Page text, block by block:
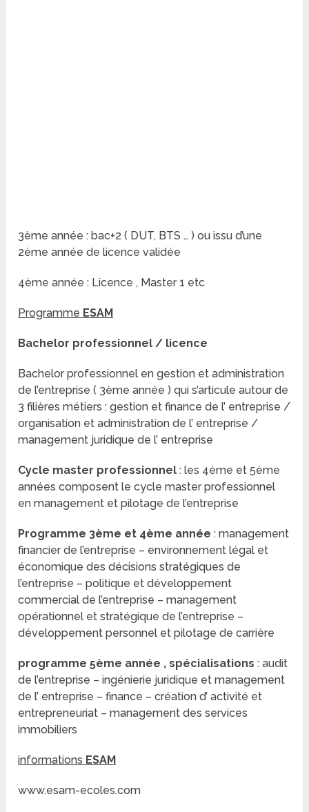
3ème année : bac+2 ( DUT, BTS … ) ou issu d’une
2ème année de licencevalidée
4ème année : Licence , Master 1 etc
Programme ESAM
Bachelor professionnel / licence
Bachelor professionnel en gestion et administration
de l’entreprise ( 3ème année ) qui s’articule autour de
3 filières métiers : gestion et finance de l’ entreprise /
organisation et administration de l’ entreprise /
management juridique de l’ entreprise
Cycle master professionnel: les 4ème et 5ème
années composent le cycle master professionnel
en management et pilotage de l’entreprise
Programme 3ème et 4ème année: management
financier de l’entreprise – environnement légal et
économique des décisions stratégiques de
l’entreprise – politique et développement
commercial de l’entreprise – management
opérationnel et stratégique de l’entreprise –
développement personnel et pilotage de carrière
programme 5ème année , spécialisations : audit
de l’entreprise – ingénierie juridique et management
de l’ entreprise – finance – création d’ activité et
entrepreneuriat – management des services
immobiliers
informations ESAM
www.esam-ecoles.com